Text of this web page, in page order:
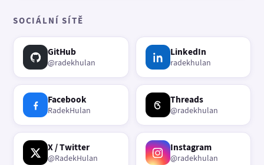
SOCIÁLNÍ SÍTĚ
GitHub
@radekhulan
LinkedIn
radekhulan
Facebook
RadekHulan
Threads
@radekhulan
X / Twitter
@RadekHulan
Instagram
@radekhulan